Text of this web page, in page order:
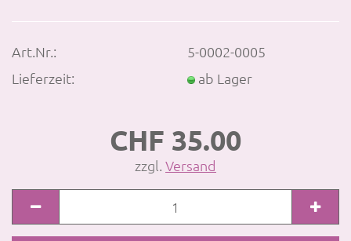
Art.Nr.:
5-0002-0005
Lieferzeit:
ab Lager
CHF 35.00
zzgl. Versand